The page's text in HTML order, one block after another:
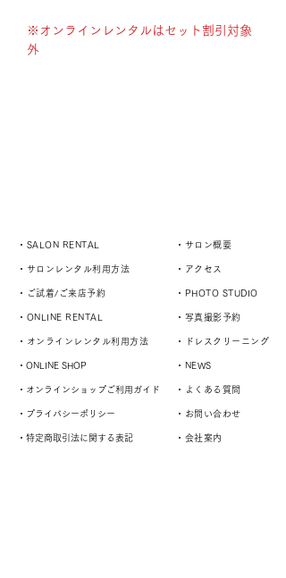
※オンラインレンタルはセット割引対象
外
・SALON RENTAL
・サロンレンタル利用方法
・ご試着/ご来店予約
・ONLINE RENTAL
・オンラインレンタル利用方法
・ONLINE SHOP
・オンラインショップご利用ガイド
・プライバシーポリシー
・特定商取引法に関する表記
・サロン概要
・アクセス
・PHOTO STUDIO
・写真撮影予約
・ドレスクリーニング
・NEWS
・よくある質問
・お問い合わせ
・会社案内